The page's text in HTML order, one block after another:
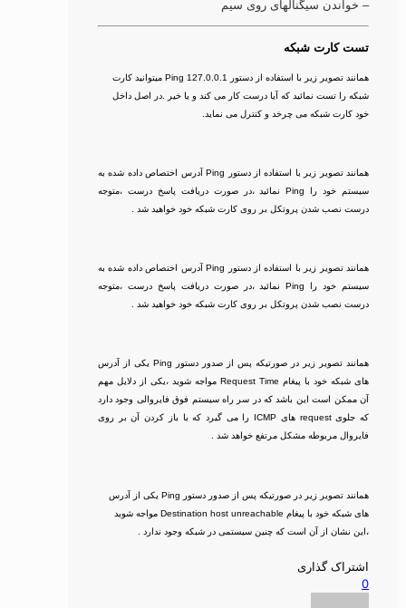
– خواندن سیگنالهای روی سیم
تست کارت شبکه
همانند تصویر زیر با استفاده از دستور Ping 127.0.0.1 میتوانید کارت
شبکه را تست نمائید که آیا درست کار می کند و یا خیر .در اصل داخل
خود کارت شبکه می چرخد و کنترل می نماید.
همانند تصویر زیر با استفاده از دستور Ping آدرس اختصاص داده شده به
سیستم خود را Ping نمائید ،در صورت دریافت پاسخ درست ،متوجه
درست نصب شدن پروتکل بر روی کارت شبکه خود خواهید شد .
همانند تصویر زیر با استفاده از دستور Ping آدرس اختصاص داده شده به
سیستم خود را Ping نمائید ،در صورت دریافت پاسخ درست ،متوجه
درست نصب شدن پروتکل بر روی کارت شبکه خود خواهید شد .
همانند تصویر زیر در صورتیکه پس از صدور دستور Ping یکی از آدرس
های شبکه خود با پیغام Request Time مواجه شوید ،یکی از دلایل مهم
آن ممکن است این باشد که در سر راه سیستم فوق فایروالی وجود دارد
که جلوی request های ICMP را می گیرد که با باز کردن آن بر روی
فایروال مربوطه مشکل مرتفع خواهد شد .
همانند تصویر زیر در صورتیکه پس از صدور دستور Ping یکی از آدرس
های شبکه خود با پیغام Destination host unreachable مواجه شوید
،این نشان از آن است که چنین سیستمی در شبکه وجود ندارد .
اشتراک گذاری